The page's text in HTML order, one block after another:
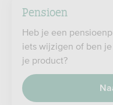
Pensioen
Heb je een
iets wijzigen of ben
je product?